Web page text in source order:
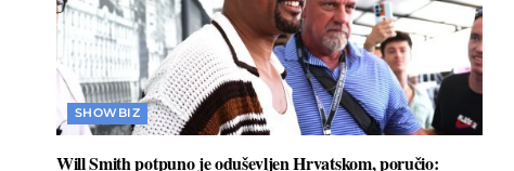
SHOWBIZ
Will Smith potpuno je oduševljen Hrvatskom, poručio: